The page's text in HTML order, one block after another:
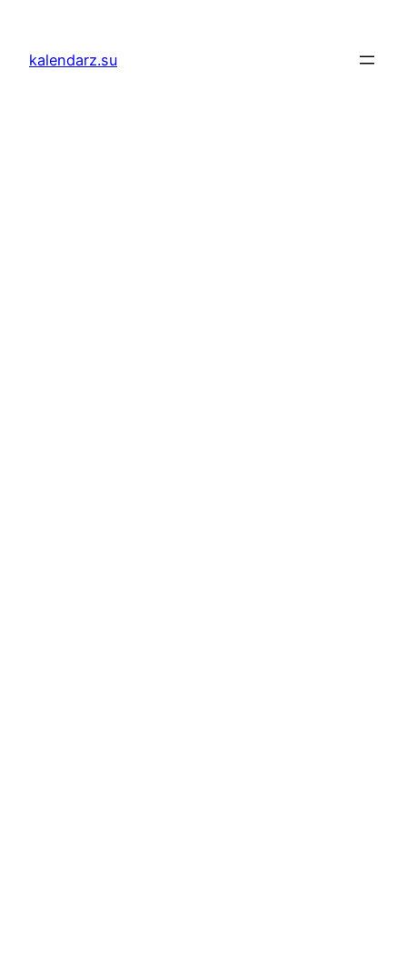
treścikalendarz.su